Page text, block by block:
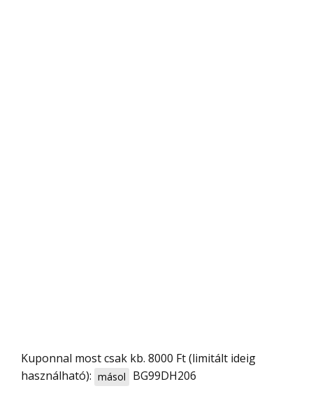
Kuponnal most csak kb. 8000 Ft (limitált ideig
használható): másol BG99DH206